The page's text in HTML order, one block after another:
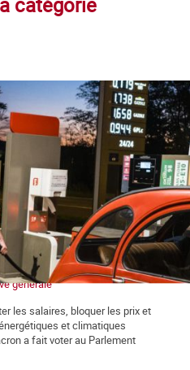
générale
les salaires, bloquer les prix et
et climatiques
a fait voter au Parlement